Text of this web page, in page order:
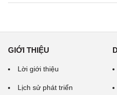
GIỚI THIỆU
Lời giới thiệu
Lịch sử phát triển